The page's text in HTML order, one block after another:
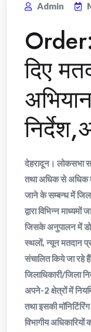
Admin
दिए
देहरादून। लोकसभा
तथा अधिक से अधिक
जाने के सम्बन्ध में
द्वारा विभिन्न
जिसके अनुपालन में
स्थलों, न्यून मतदान
संचालित किये जा रहे
जिलाधिकारी/जिला
अपने-2 क्षेत्रों में
तथा इसकी
विभागीय